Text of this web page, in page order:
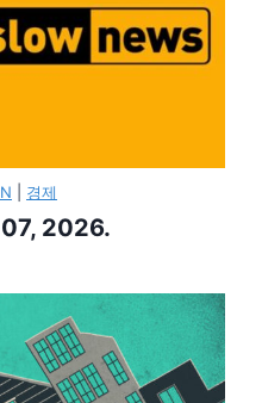
경제
2026.